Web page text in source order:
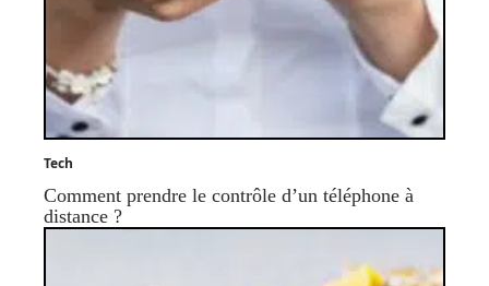
Tech
Comment prendre le contrôle d’un téléphone à
distance ?